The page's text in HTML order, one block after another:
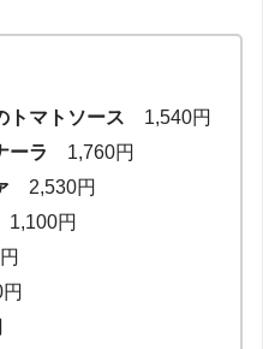
トマトソース 1,540円
ーラ
1,760円
2,530円
1,100円